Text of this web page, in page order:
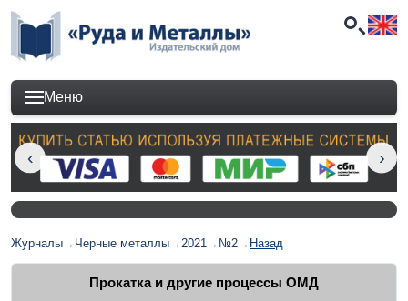
Меню
Журналы→ Черные металлы→2021→ №2→ Назад
Прокатка и другие процессы ОМД